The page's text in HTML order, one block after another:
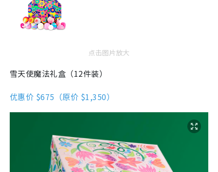
点击图片放大
雪天使魔法礼盒（12件装）
优惠价 $675（原价 $1,350）